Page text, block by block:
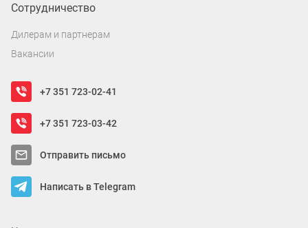
Сотрудничество
Дилерам и партнерам
Вакансии
+7 351 723-02-41
+7 351 723-03-42
Отправить письмо
Написать в Telegram